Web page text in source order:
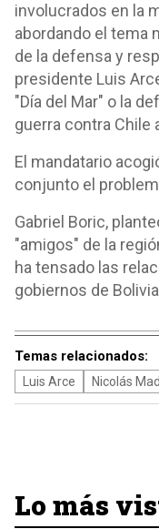
involucrados en la
abordando el tema
de la defensa y
presidente Luis
"Día del Mar" o la
guerra contra Chile
El mandatario
conjunto el
Gabriel Boric,
"amigos" de la
ha tensado las
gobiernos de
Temas relacionados:
Luis Arce Nicolás
Lo más